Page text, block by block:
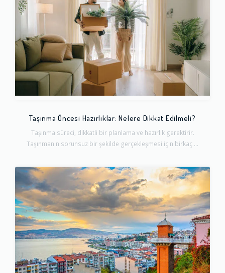
Taşınma Öncesi Hazırlıklar: Nelere Dikkat Edilmeli?
Taşınma süreci, dikkatli bir planlama ve hazırlık gerektirir.
Taşınmanın sorunsuz bir şekilde gerçekleşmesi için birkaç ...